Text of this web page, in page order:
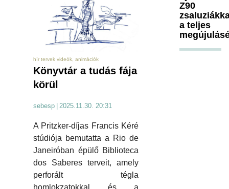
hír tervek videók, animációk
Könyvtár a tudás fája
körül
sebesp 2025.11.30. 20:31
A Pritzker-díjas Francis Kéré
stúdiója bemutatta a Rio de
Janeiróban épülő Biblioteca
dos Saberes terveit, amely
perforált tégla
Z90
a teljes